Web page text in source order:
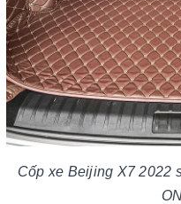
Cốp xe Beijing X7 2022